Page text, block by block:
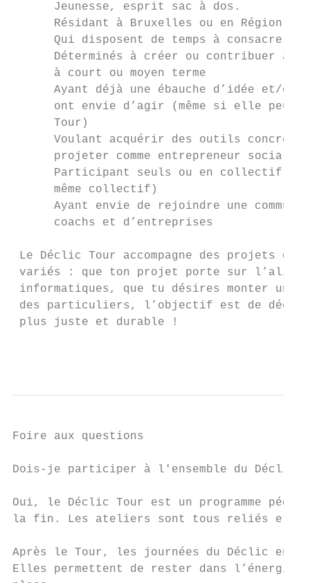
      Jeunesse, esprit sac à dos.
Résidant à Bruxelles ou en Région
Qui disposent de temps à consacrer à
Déterminés à créer ou contribuer à
      à court ou moyen terme
Ayant déjà une ébauche d’idée et/
ont envie d’agir (même si elle peut
      Tour)
Voulant acquérir des outils
      projeter comme entrepreneur social
Participant seuls ou en collectif
      même collectif)
Ayant envie de rejoindre une
      coachs et d’entreprises
Le Déclic Tour accompagne des projets
variés : que ton projet porte sur
informatiques, que tu désires monter un
des particuliers, l’objectif est de
plus juste et durable !
Foire aux questions
Dois-je participer à l'ensemble du Déclic
Oui, le Déclic Tour est un programme
la fin. Les ateliers sont tous reliés et il
Après le Tour, les journées du Déclic en
Elles permettent de rester dans l’énergie